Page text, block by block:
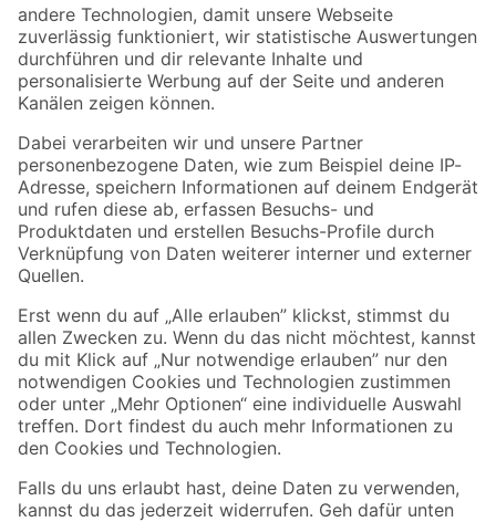
Zur Newsletter Anmeldung
Folge uns
Zahlungsarten Versandarten
Sicher einkaufen
Jetzt die toom-App herunterladen
Alle Preisangaben in EUR inkl. gesetzl. MwSt.. Die dargestellten Angebote sind unter